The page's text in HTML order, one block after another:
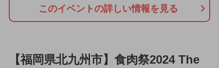
このイベントの詳しい情報を見る
【福岡県北九州市】食肉祭2024 The